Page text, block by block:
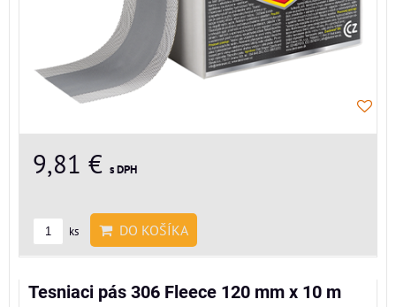
9,81 € s DPH
ks DO KOŠÍKA
Tesniaci pás 306 Fleece 120 mm x 10 m